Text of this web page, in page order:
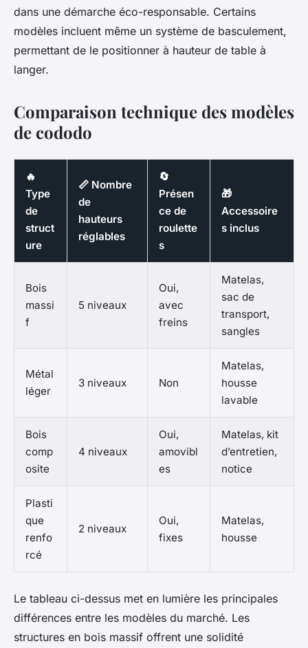
dans une démarche éco-responsable. Certains
modèles incluent même un système de basculement,
permettant de le positionner à hauteur de table à
langer.
Comparaison technique des modèles
de cododo
🔥
Type
de
struct
ure
📏 Nombre
de
hauteurs
réglables
🔄
Présen
ce de
roulette
s
🎁
Accessoire
s inclus
Bois
massi
f
5 niveaux
Oui,
avec
freins
Matelas,
sac de
transport,
sangles
Métal
léger
3 niveaux Non
Matelas,
housse
lavable
Bois
comp
osite
4 niveaux
Oui,
amovibl
es
Matelas, kit
d’entretien,
notice
Plasti
que
renfo
rcé
2 niveaux
Oui,
fixes
Matelas,
housse
Le tableau ci-dessus met en lumière les principales
différences entre les modèles du marché. Les
structures en bois massif offrent une solidité